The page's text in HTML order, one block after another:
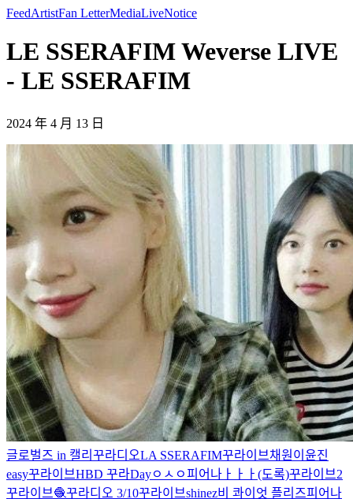
FeedArtistFan LetterMediaLiveNotice
LE SSERAFIM Weverse LIVE
- LE SSERAFIM
2024 年 4 月 13 日
글로벌즈 in 캘리 꾸라디오LA SSERAFIM꾸라이브채원이 윤진
easy꾸라이브HBD 꾸라Dayㅇㅅㅇ피어나ㅏㅏㅏ(도록)꾸라이브2
꾸라이브🧶꾸라디오 3/10꾸라이브shinez비 콰이엇 플리즈피어나